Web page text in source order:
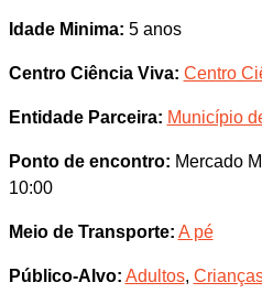
Idade Minima: 5 anos
Centro Ciência Viva: Centro
Entidade Parceira: Município
Ponto de encontro: Mercado
10:00
Meio de Transporte: A pé
Público-Alvo: Adultos,